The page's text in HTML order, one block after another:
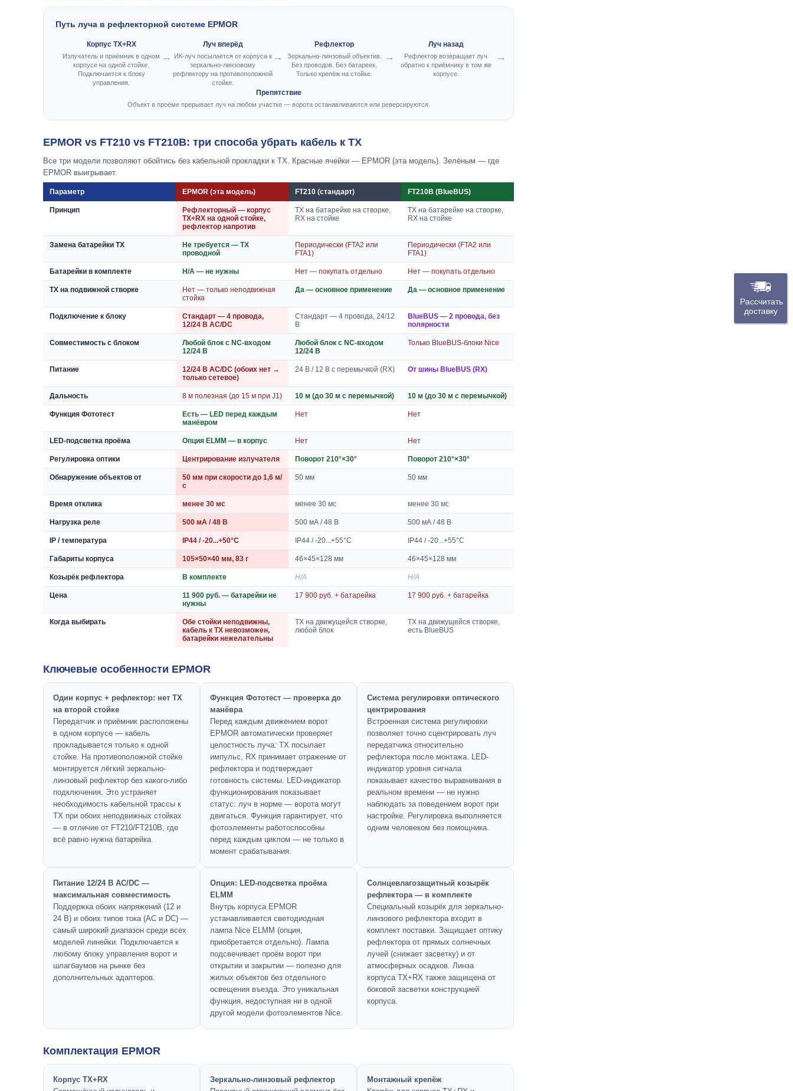
Путь луча в рефлекторной системе EPMOR
Корпус TX+RX
Излучатель и приёмник в одном
корпусе на одной стойке.
Подключается к блоку
управления.
Луч вперёд
ИК-луч посылается от корпуса к
зеркально-линзовому
рефлектору на противоположной
стойке.
Рефлектор
Зеркально-линзовый объектив.
Без проводов. Без батареек.
Только крепёж на стойке.
Луч назад
Рефлектор возвращает луч
обратно к приёмнику в том же
корпусе.
Препятствие
Объект в проёме прерывает луч на любом участке — ворота останавливаются или реверсируются.
EPMOR vs FT210 vs FT210B: три способа убрать кабель к TX
Все три модели позволяют обойтись без кабельной прокладки к TX. Красные ячейки — EPMOR (эта модель). Зелёным — где
EPMOR выигрывает.
Параметр EPMOR (эта модель) FT210 (стандарт) FT210B (BlueBUS)
Принцип
Рефлекторный — корпус
TX+RX на одной стойке,
рефлектор напротив
TX на батарейке на створке,
RX на стойке
TX на батарейке на створке,
RX на стойке
Замена батарейки TX
Не требуется — TX
проводной
Периодически (FTA2 или
FTA1)
Периодически (FTA2 или
FTA1)
Батарейки в комплекте Н/А — не нужны Нет — покупать отдельно Нет — покупать отдельно
TX на подвижной створке
Нет — только неподвижная
стойка
Да — основное применение Да — основное применение
Подключение к блоку
Стандарт — 4 провода,
12/24 В AC/DC
Стандарт — 4 провода, 24/12
В
BlueBUS — 2 провода, без
полярности
Совместимость с блоком
Любой блок с NC-входом
12/24 В
Любой блок с NC-входом
12/24 В
Только BlueBUS-блоки Nice
Питание
12/24 В AC/DC (обоих нет →
только сетевое)
24 В / 12 В с перемычкой (RX) От шины BlueBUS (RX)
Дальность 8 м полезная (до 15 м при J1) 10 м (до 30 м с перемычкой) 10 м (до 30 м с перемычкой)
Функция Фототест
Есть — LED перед каждым
манёвром
Нет Нет
LED-подсветка проёма Опция ELMM — в корпус Нет Нет
Регулировка оптики Центрирование излучателя Поворот 210°×30° Поворот 210°×30°
Обнаружение объектов от
50 мм при скорости до 1,6 м/
с
50 мм 50 мм
Время отклика менее 30 мс менее 30 мс менее 30 мс
Нагрузка реле 500 мА / 48 В 500 мА / 48 В 500 мА / 48 В
IP / температура IP44 / -20...+50°C IP44 / -20...+55°C IP44 / -20...+55°C
Габариты корпуса 105×50×40 мм, 83 г 46×45×128 мм 46×45×128 мм
Козырёк рефлектора В комплекте Н/А Н/А
Цена
11 900 руб. — батарейки не
нужны
17 900 руб. + батарейка 17 900 руб. + батарейка
Когда выбирать
Обе стойки неподвижны,
кабель к TX невозможен,
батарейки нежелательны
TX на движущейся створке,
любой блок
TX на движущейся створке,
есть BlueBUS
Ключевые особенности EPMOR
Один корпус + рефлектор: нет TX
на второй стойке
Передатчик и приёмник расположены
в одном корпусе — кабель
прокладывается только к одной
стойке. На противоположной стойке
монтируется лёгкий зеркально-
линзовый рефлектор без какого-либо
подключения. Это устраняет
необходимость кабельной трассы к
TX при обоих неподвижных стойках
— в отличие от FT210/FT210B, где
всё равно нужна батарейка.
Функция Фототест — проверка до
манёвра
Перед каждым движением ворот
EPMOR автоматически проверяет
целостность луча: TX посылает
импульс, RX принимает отражение от
рефлектора и подтверждает
готовность системы. LED-индикатор
функционирования показывает
статус: луч в норме — ворота могут
двигаться. Функция гарантирует, что
фотоэлементы работоспособны
перед каждым циклом — не только в
момент срабатывания.
Система регулировки оптического
центрирования
Встроенная система регулировки
позволяет точно сцентрировать луч
передатчика относительно
рефлектора после монтажа. LED-
индикатор уровня сигнала
показывает качество выравнивания в
реальном времени — не нужно
наблюдать за поведением ворот при
настройке. Регулировка выполняется
одним человеком без помощника.
Питание 12/24 В AC/DC —
максимальная совместимость
Поддержка обоих напряжений (12 и
24 В) и обоих типов тока (AC и DC) —
самый широкий диапазон среди всех
моделей линейки. Подключается к
любому блоку управления ворот и
шлагбаумов на рынке без
дополнительных адаптеров.
Опция: LED-подсветка проёма
ELMM
Внутрь корпуса EPMOR
устанавливается светодиодная
лампа Nice ELMM (опция,
приобретается отдельно). Лампа
подсвечивает проём ворот при
открытии и закрытии — полезно для
жилых объектов без отдельного
освещения въезда. Это уникальная
функция, недоступная ни в одной
другой модели фотоэлементов Nice.
Солнцевлагозащитный козырёк
рефлектора — в комплекте
Специальный козырёк для зеркально-
линзового рефлектора входит в
комплект поставки. Защищает оптику
рефлектора от прямых солнечных
лучей (снижает засветку) и от
атмосферных осадков. Линза
корпуса TX+RX также защищена от
боковой засветки конструкцией
корпуса.
Комплектация EPMOR
Корпус TX+RX
Зеркально-линзовый рефлектор
Монтажный крепёж
Рассчитать
доставку